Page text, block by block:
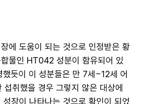
에 도움이 되는 것으로 인정받은 황
물인 HT042 성분이 함유되어 있
했듯이 이 성분들은 만 7세~12세 어
섭취했을 경우 그렇지 않은 대상에
성장이 나타나는 것으로 확인이 되었